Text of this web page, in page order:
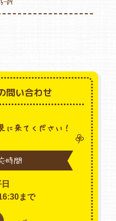
問い合わせ
に来てください！
時間
まで